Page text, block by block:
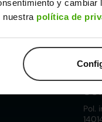
y
nuestra política de
1,83m
Pol.